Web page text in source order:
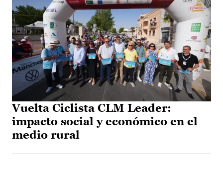
Vuelta Ciclista CLM Leader:
impacto social y económico en el
medio rural